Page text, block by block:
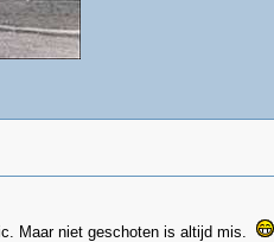
Maar niet geschoten is altijd mis.